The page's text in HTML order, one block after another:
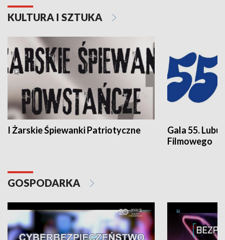
KULTURA I SZTUKA
I Żarskie Śpiewanki Patriotyczne
Gala 55.
Filmowego
GOSPODARKA